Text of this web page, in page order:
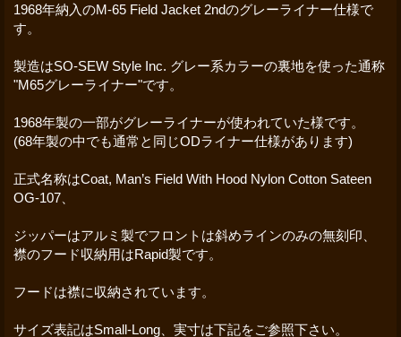
1 968年納入のM-65 Field Jacket 2ndのグレーライナー仕様で
す。
製造はSO-SEW Style Inc. グレー系カラーの裏地を使った通称
"M65グレーライナー"です。
1968年製の一部がグレーライナーが使われていた様です。
(68年製の中でも通常と同じODライナー仕様があります)
正式名称はCoat, Man’s Field With Hood Nylon Cotton Sateen
OG-107、
ジッパーはアルミ製でフロントは斜めラインのみの無刻印、
襟のフード収納用はRapid製です。
フードは襟に収納されています。
サイズ表記はSmall-Long、実寸は下記をご参照下さい。